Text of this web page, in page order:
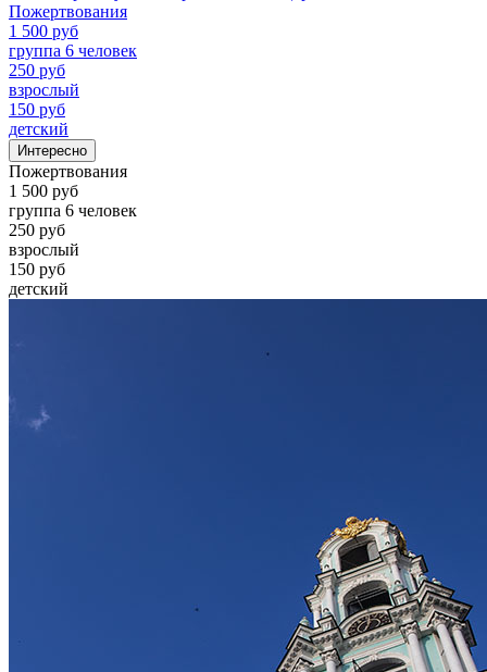
Пожертвования
1 500 руб
группа 6 человек
250 руб
взрослый
150 руб
детский
Интересно
Пожертвования
1 500 руб
группа 6 человек
250 руб
взрослый
150 руб
детский